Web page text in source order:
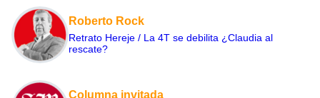
Roberto Rock
Retrato Hereje / La 4T se debilita ¿Claudia al
rescate?
Columna invitada